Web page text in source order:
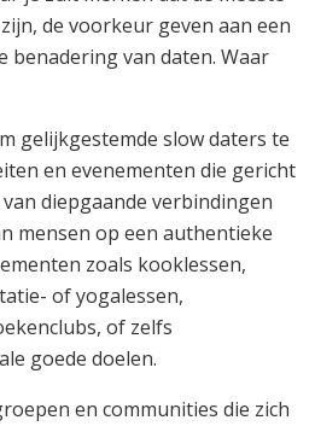
de voorkeur geven aan een
benadering van daten. Waar
gelijkgestemde slow daters te
en evenementen die gericht
diepgaande verbindingen
mensen op een authentieke
zoals kooklessen,
of yogalessen,
of zelfs
goede doelen.
en communities die zich